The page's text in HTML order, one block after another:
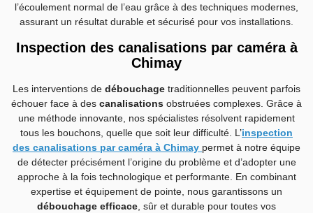
l’écoulement normal de l’eau grâce à des techniques modernes,
assurant un résultat durable et sécurisé pour vos installations.
Inspection des canalisations par caméra à
Chimay
Les interventions de débouchage traditionnelles peuvent parfois
échouer face à des canalisations obstruées complexes. Grâce à
une méthode innovante, nos spécialistes résolvent rapidement
tous les bouchons, quelle que soit leur difficulté. L ’inspection
des canalisations par caméra à Chimay permet à notre équipe
de détecter précisément l’origine du problème et d’adopter une
approche à la fois technologique et performante. En combinant
expertise et équipement de pointe, nous garantissons un
débouchage efficace , sûr et durable pour toutes vos